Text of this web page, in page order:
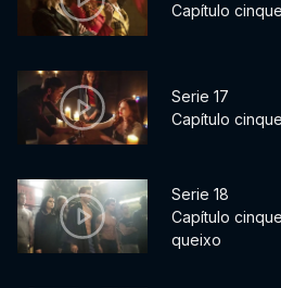
Capítulo
Serie 17
Capítulo
Serie 18
Capítulo
queixo